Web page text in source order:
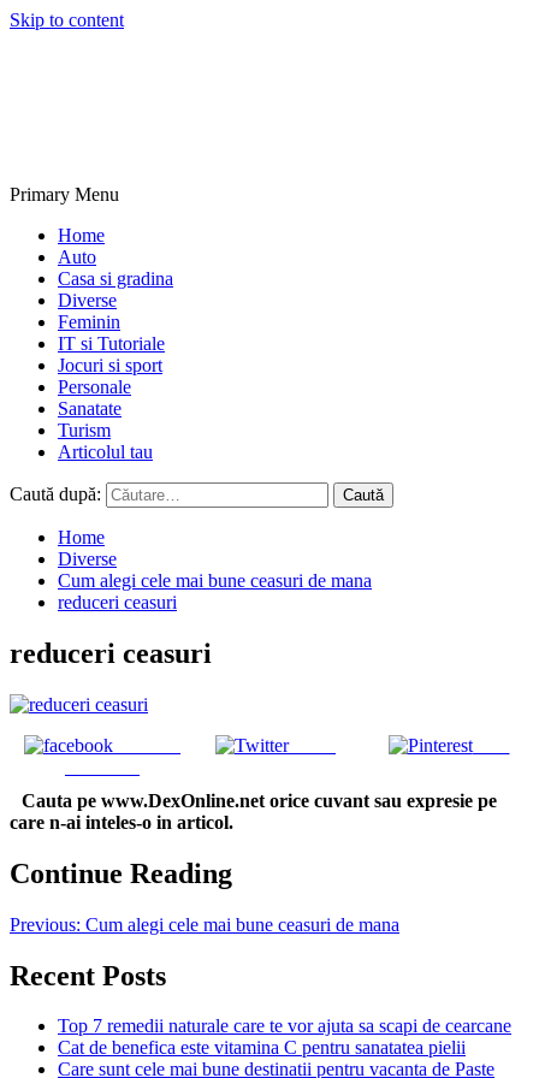
Skip to content
Primary Menu
Home
Auto
Casa si gradina
Diverse
Feminin
IT si Tutoriale
Jocuri si sport
Personale
Sanatate
Turism
Articolul tau
Caută după:
Home
Diverse
Cum alegi cele mai bune ceasuri de mana
reduceri ceasuri
reduceri ceasuri
Tweet Save
Cauta pe www.DexOnline.net orice cuvant sau expresie pe
care n-ai inteles-o in articol.
Continue Reading
Previous: Cum alegi cele mai bune ceasuri de mana
Recent Posts
Top 7 remedii naturale care te vor ajuta sa scapi de cearcane
Cat de benefica este vitamina C pentru sanatatea pielii
Care sunt cele mai bune destinatii pentru vacanta de Paste